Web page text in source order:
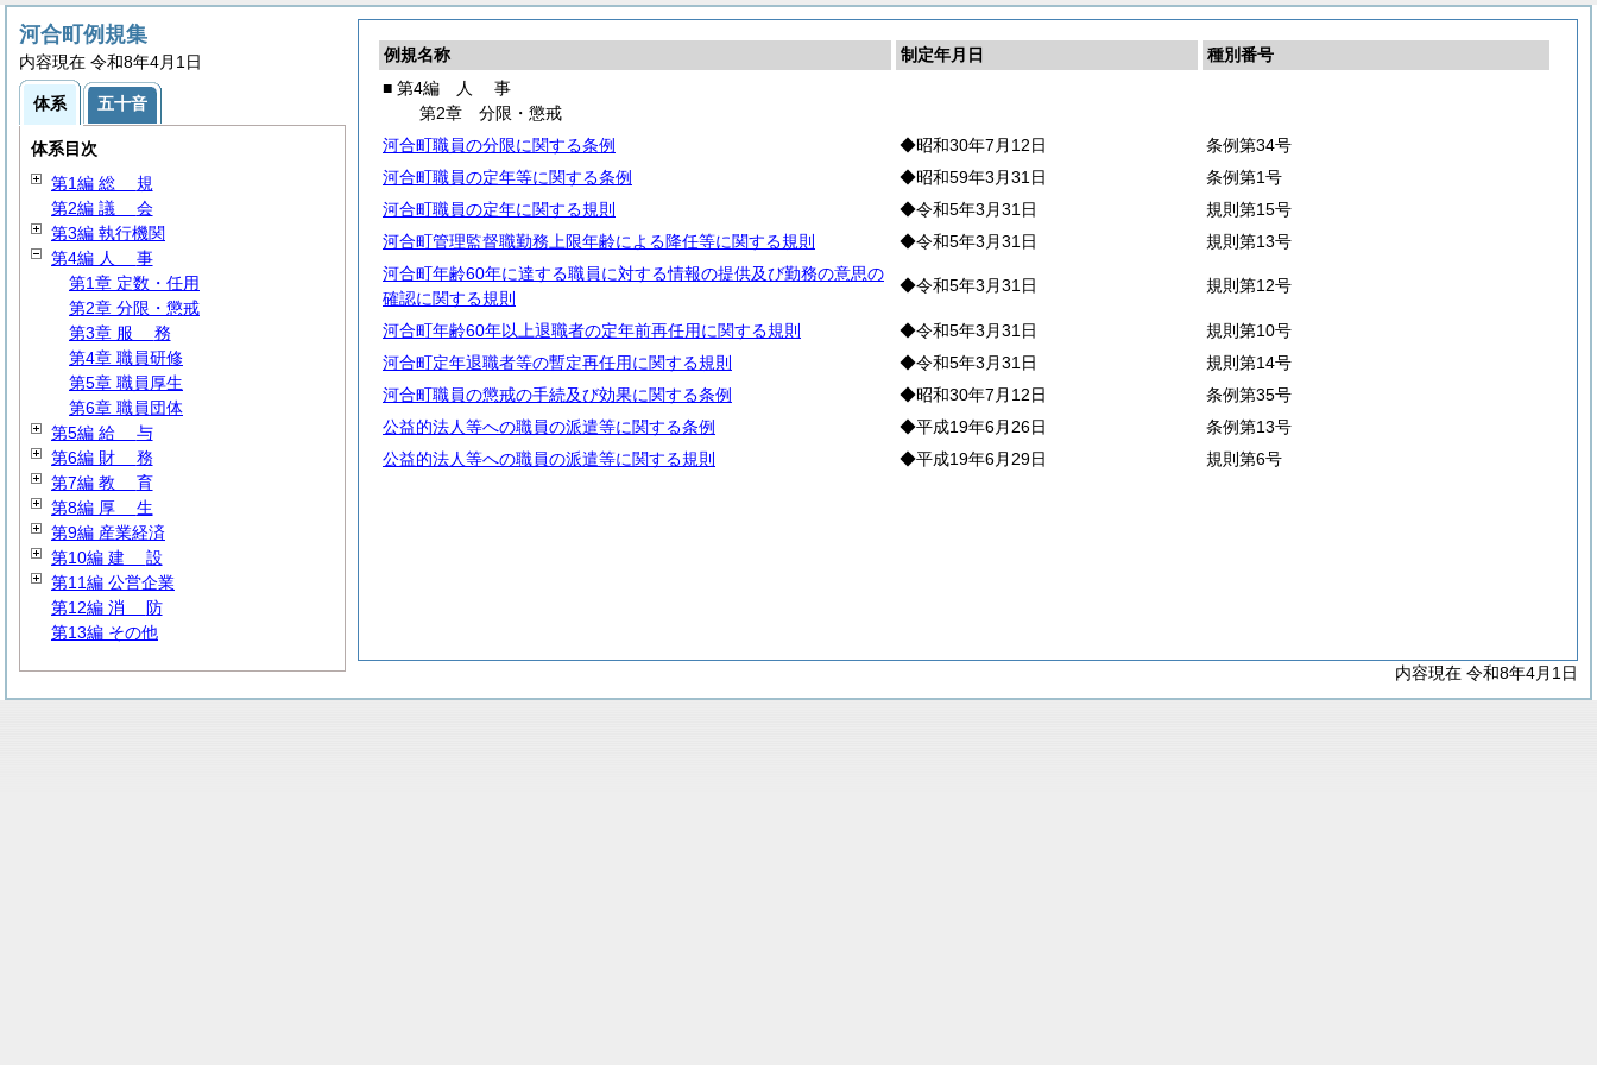
例規名称 制定年月日
種別番号
■ 第4編
人 事
第2章 分限・懲戒
河合町職員の分限に関する条例
◆昭和30年7月12日
条例第34号
河合町職員の定年等に関する条例
◆昭和59年3月31日
条例第1号
河合町職員の定年に関する規則
◆令和5年3月31日
規則第15号
河合町管理監督職勤務上限年齢による降任等に関する規則
◆令和5年3月31日
規則第13号
河合町年齢60年に達する職員に対する情報の提供及び勤務の意思の
確認に関する規則
◆令和5年3月31日 規則第12号
河合町年齢60年以上退職者の定年前再任用に関する規則 ◆令和5年3月31日
規則第10号
河合町定年退職者等の暫定再任用に関する規則
◆令和5年3月31日
規則第14号
河合町職員の懲戒の手続及び効果に関する条例
◆昭和30年7月12日
条例第35号
公益的法人等への職員の派遣等に関する条例
◆平成19年6月26日
条例第13号
公益的法人等への職員の派遣等に関する規則
◆平成19年6月29日 規則第6号
内容現在 令和8年4月1日
河合町例規集
内容現在 令和8年4月1日
体系 五十音
体系目次
第1編 総 規
第2編 議 会
第3編 執行機関
第4編 人 事
第1章 定数・任用
第2章 分限・懲戒
第3章 服 務
第4章 職員研修
第5章 職員厚生
第6章 職員団体
第5編 給 与
第6編 財 務
第7編 教 育
第8編 厚 生
第9編 産業経済
第10編 建 設
第11編 公営企業
第12編 消 防
第13編 その他